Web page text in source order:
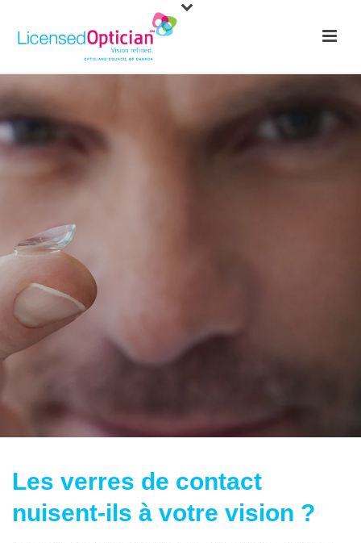
Les verres de contact
nuisent-ils à votre vision ?